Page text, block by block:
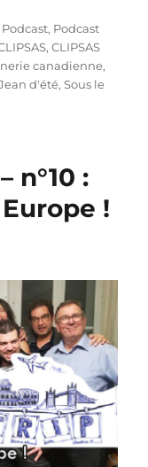
Podcast, Podcast
,CLIPSAS
canadienne,
d'été,Sous le
n°10 :
!